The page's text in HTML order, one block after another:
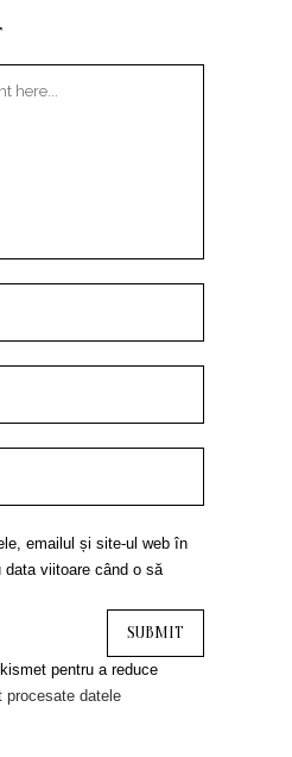
emailul și site-ul web în
viitoare când o să
pentru a reduce
procesate datele